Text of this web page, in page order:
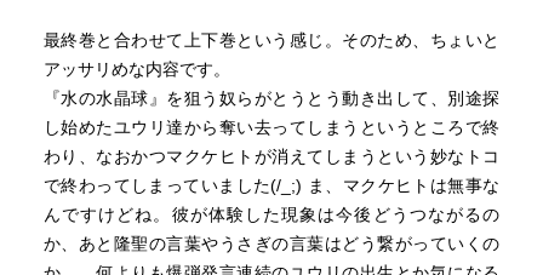
最終巻と合わせて上下巻という感じ。そのため、ちょいと
アッサリめな内容です。
『水の水晶球』を狙う奴らがとうとう動き出して、別途探
し始めたユウリ達から奪い去ってしまうというところで終
わり、なおかつマクケヒトが消えてしまうという妙なトコ
で終わってしまっていました(/_;) ま、マクケヒトは無事な
んですけどね。彼が体験した現象は今後どうつながるの
か、あと隆聖の言葉やうさぎの言葉はどう繋がっていくの